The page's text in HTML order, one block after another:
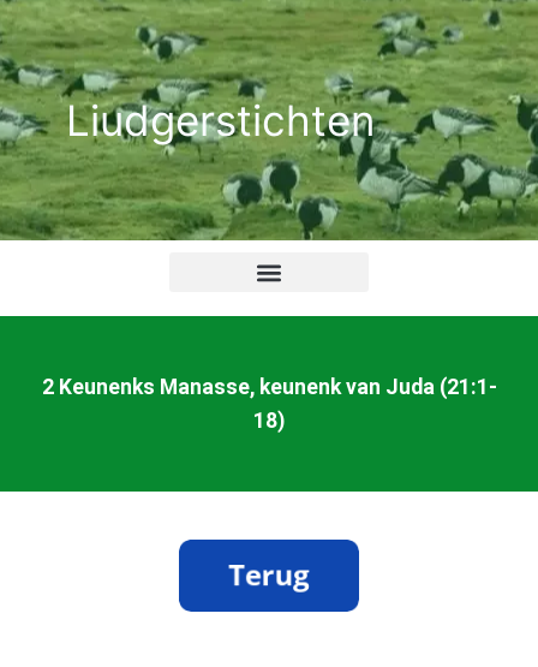
Ga
naar
de
inhoudLiudgerstichten
2 Keunenks Manasse, keunenk van Juda (21:1-
18)